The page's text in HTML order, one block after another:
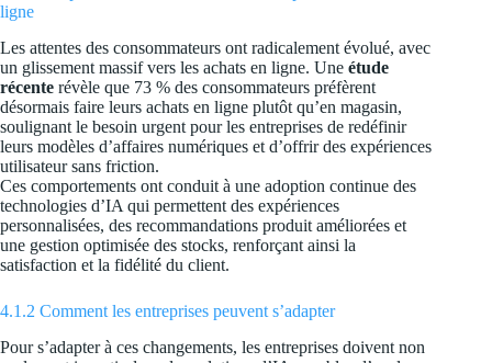
ligne
Les attentes des consommateurs ont radicalement évolué, avec
un glissement massif vers les achats en ligne. Une étude
récente révèle que 73 % des consommateurs préfèrent
désormais faire leurs achats en ligne plutôt qu’en magasin,
soulignant le besoin urgent pour les entreprises de redéfinir
leurs modèles d’affaires numériques et d’offrir des expériences
utilisateur sans friction.
Ces comportements ont conduit à une adoption continue des
technologies d’IA qui permettent des expériences
personnalisées, des recommandations produit améliorées et
une gestion optimisée des stocks, renforçant ainsi la
satisfaction et la fidélité du client.
4.1.2 Comment les entreprises peuvent s’adapter
Pour s’adapter à ces changements, les entreprises doivent non